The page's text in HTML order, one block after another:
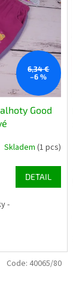
6,34 €
–6 %
Good
Skladem (1 pcs)
DETAIL
-
Code: 40065/80